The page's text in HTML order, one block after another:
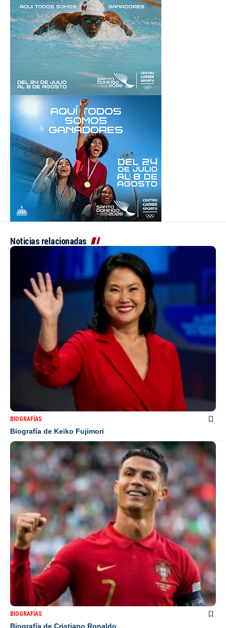
Noticias relacionadas
BIOGRAFÍAS
Biografía de Keiko Fujimori
BIOGRAFÍAS
Biografía de Cristiano Ronaldo